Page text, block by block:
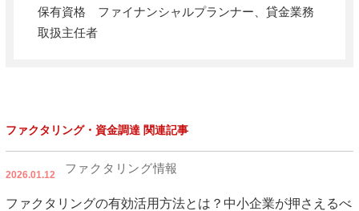
保有資格 ファイナンシャルプランナー、貸金業務
取扱主任者
ファクタリング・資金調達 関連記事
2026.01.12 ファクタリング情報
ファクタリングの有効活用方法とは？中小企業が押さえるべ